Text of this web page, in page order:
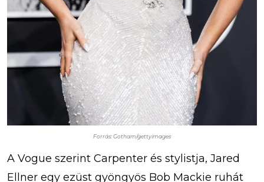
Forrás: Gotham/gettyimages
A Vogue szerint Carpenter és stylistja, Jared
Ellner egy ezüst gyöngyös Bob Mackie ruhát